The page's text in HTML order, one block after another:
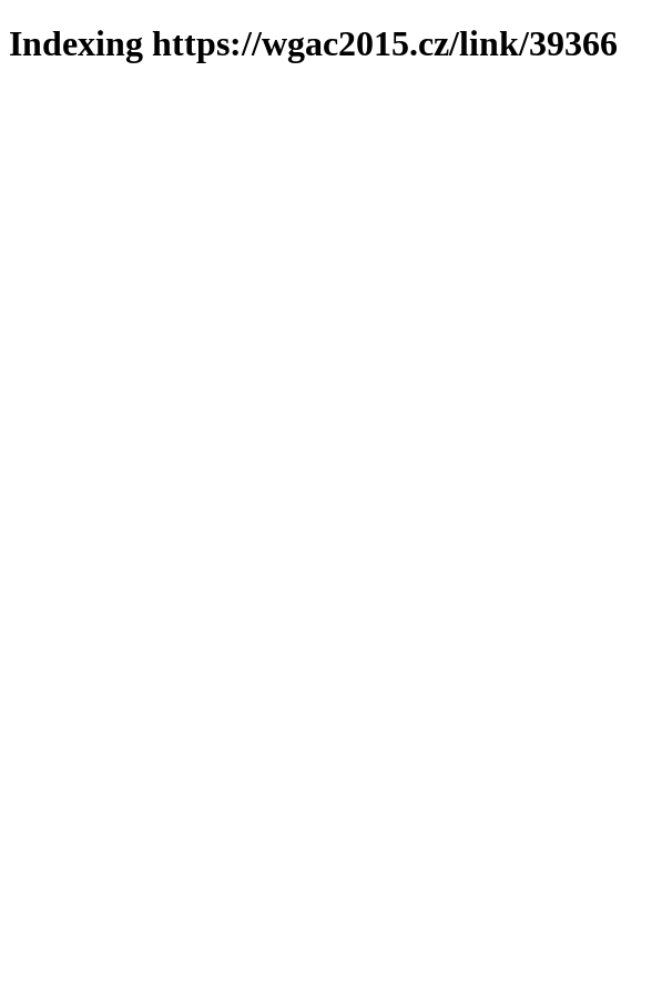
Indexing https://wgac2015.cz/link/39366